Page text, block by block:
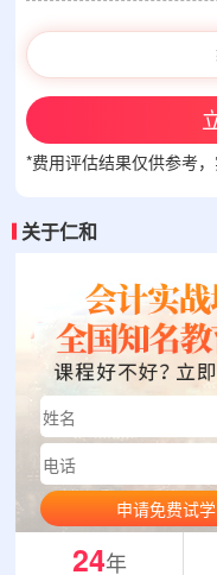
*费用评估结果仅供参考
关于仁和
申请免费试学
24年